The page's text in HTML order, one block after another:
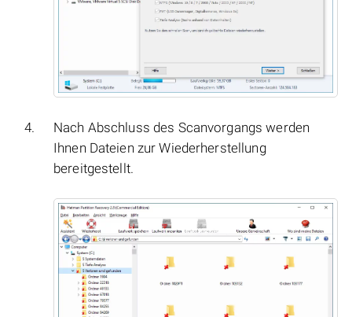
Nach Abschluss des Scanvorgangs werden
Ihnen Dateien zur Wiederherstellung
bereitgestellt.